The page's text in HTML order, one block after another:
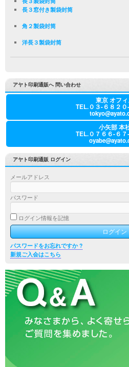
長３窓付き製袋封筒
角２製袋封筒
洋長３製袋封筒
アヤト印刷通販へ 問い合わせ
東京 オフィ
TEL.０３-６８２０
小矢部 本
TEL.０７６６-６７
アヤト印刷通販 ログイン
メールアドレス
パスワード
ログイン情報を記憶
パスワードをお忘れですか ?
新規ご入会はこちら